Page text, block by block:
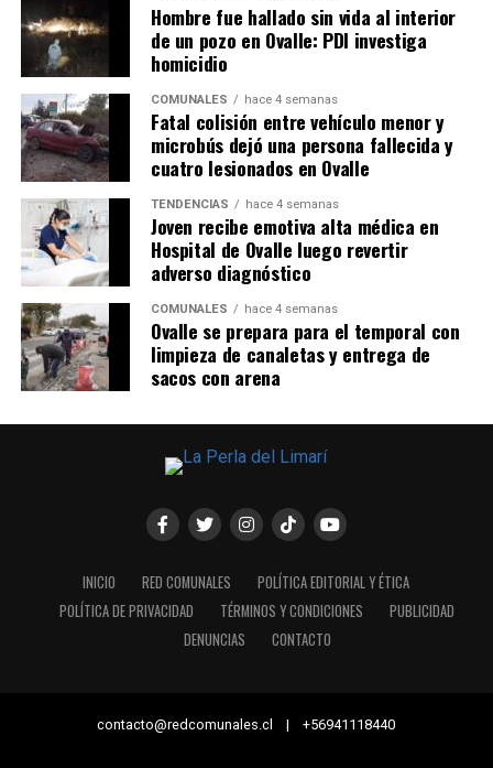
Hombre fue hallado sin vida al interior
de un pozo en Ovalle: PDI investiga
homicidio
COMUNALES hace 4 semanas
Fatal colisión entre vehículo menor y
microbús dejó una persona fallecida y
cuatro lesionados en Ovalle
TENDENCIAS hace 4 semanas
Joven recibe emotiva alta médica en
Hospital de Ovalle luego revertir
adverso diagnóstico
COMUNALES hace 4 semanas
Ovalle se prepara para el temporal con
limpieza de canaletas y entrega de
sacos con arena
INICIO RED COMUNALES
POLÍTICA EDITORIAL Y ÉTICA
POLÍTICA DE PRIVACIDAD
TÉRMINOS Y CONDICIONES
PUBLICIDAD
DENUNCIAS
CONTACTO
contacto@redcomunales.cl | +56941118440